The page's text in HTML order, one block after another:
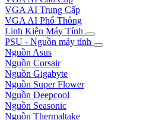
VGA AI Trung Cấp
VGA AI Phổ Thông
Linh Kiện Máy Tính
PSU - Nguồn máy tính
Nguồn Asus
Nguồn Corsair
Nguồn Gigabyte
Nguồn Super Flower
Nguồn Deepcool
Nguồn Seasonic
Nguồn Thermaltake